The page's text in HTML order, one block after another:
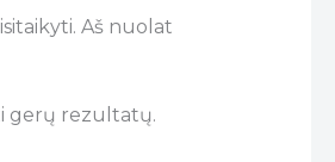
Aš nuolat
gerų rezultatų.